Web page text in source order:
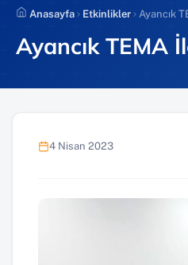
Anasayfa Etkinlikler Ayancık
Ayancık TEMA
4 Nisan 2023